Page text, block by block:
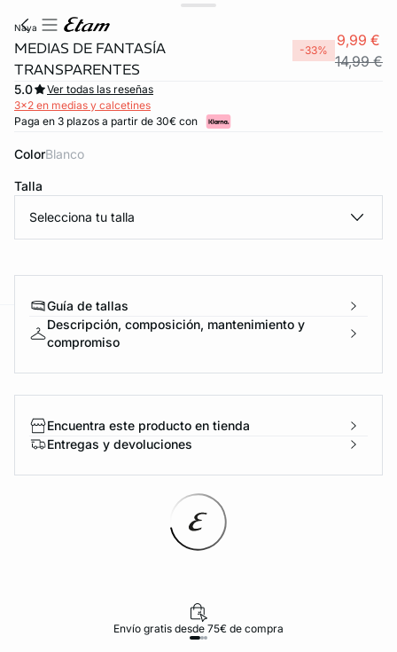
naya
MEDIAS DE FANTASÍA
TRANSPARENTES
-33%
9,99 €
14,99 €
5.0
Ver todas las reseñas
3x2 en medias y calcetines
Paga en 3 plazos a partir de 30€ con
Color blanco
Talla
Selecciona tu talla
Guía de tallas
Descripción, composición, mantenimiento y
compromiso
Encuentra este producto en tienda
Entregas y devoluciones
Envío gratis desde 75€ de compra